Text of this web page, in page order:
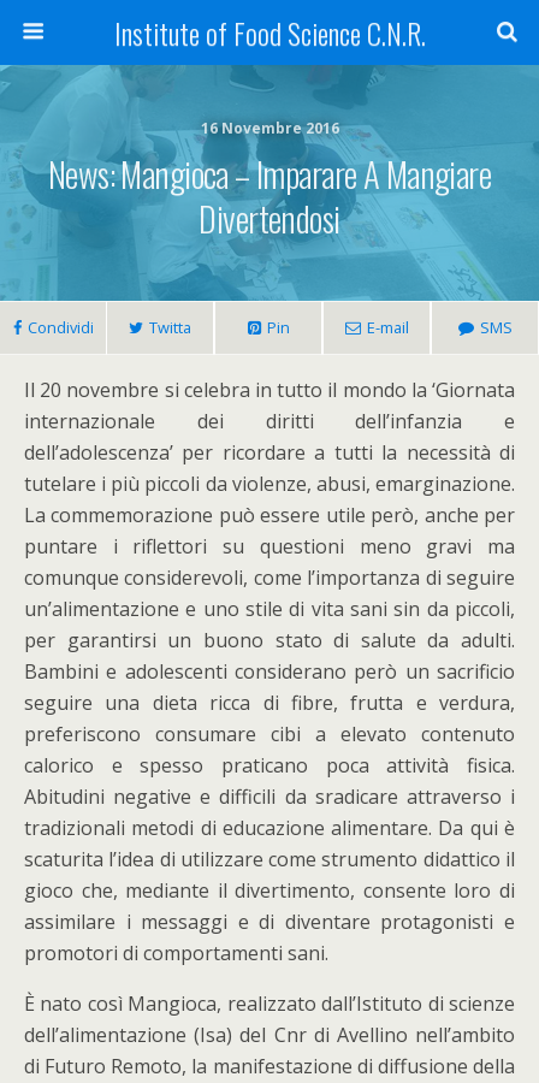
Institute of Food Science C.N.R.
16 Novembre 2016
News: Mangioca – Imparare A Mangiare
Divertendosi
Condividi Twitta Pin E-mail SMS
Il 20 novembre si celebra in tutto il mondo la ‘Giornata
internazionale dei diritti dell’infanzia e
dell’adolescenza’ per ricordare a tutti la necessità di
tutelare i più piccoli da violenze, abusi, emarginazione.
La commemorazione può essere utile però, anche per
puntare i riflettori su questioni meno gravi ma
comunque considerevoli, come l’importanza di seguire
un’alimentazione e uno stile di vita sani sin da piccoli,
per garantirsi un buono stato di salute da adulti.
Bambini e adolescenti considerano però un sacrificio
seguire una dieta ricca di fibre, frutta e verdura,
preferiscono consumare cibi a elevato contenuto
calorico e spesso praticano poca attività fisica.
Abitudini negative e difficili da sradicare attraverso i
tradizionali metodi di educazione alimentare. Da qui è
scaturita l’idea di utilizzare come strumento didattico il
gioco che, mediante il divertimento, consente loro di
assimilare i messaggi e di diventare protagonisti e
promotori di comportamenti sani.
È nato così Mangioca, realizzato dall’Istituto di scienze
dell’alimentazione (Isa) del Cnr di Avellino nell’ambito
di Futuro Remoto, la manifestazione di diffusione della